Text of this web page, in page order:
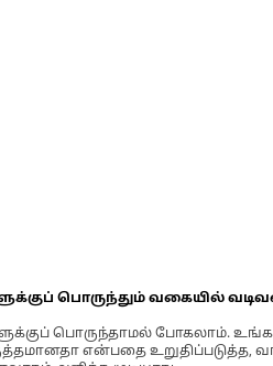
பொருந்தும் வகையில்
பொருந்தாமல் போகலாம்.
என்பதை உறுதிப்படுத்த,